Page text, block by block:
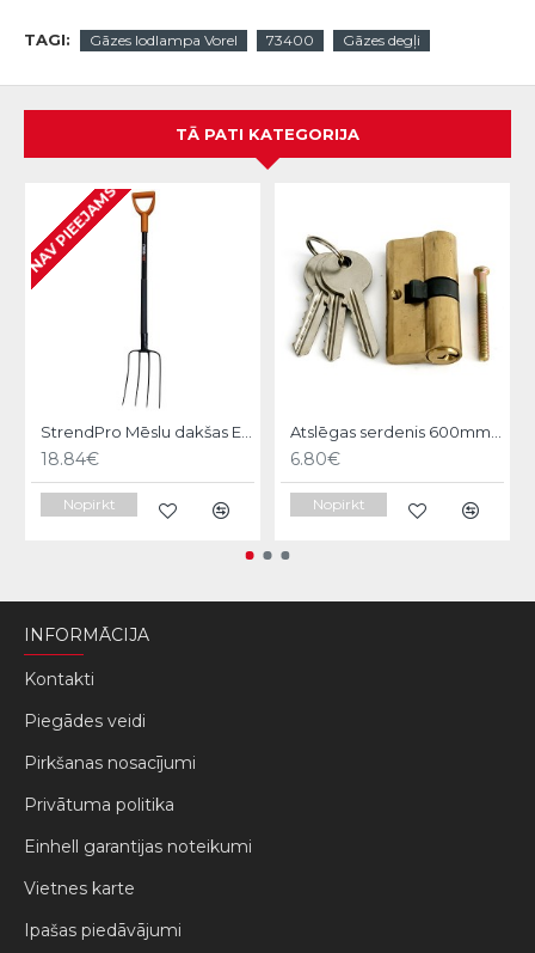
TAGI: Gāzes lodlampa Vorel 73400 Gāzes degļi
TĀ PATI KATEGORIJA
NAV PIEEJAMS
StrendPro Mēslu dakšas ErgoLine1200
18.84€
Nopirkt
Atslēgas serdenis 600mm Strend pro
6.80€
Nopirkt
INFORMĀCIJA
Kontakti
Piegādes veidi
Pirkšanas nosacījumi
Privātuma politika
Einhell garantijas noteikumi
Vietnes karte
Ipašas piedāvājumi